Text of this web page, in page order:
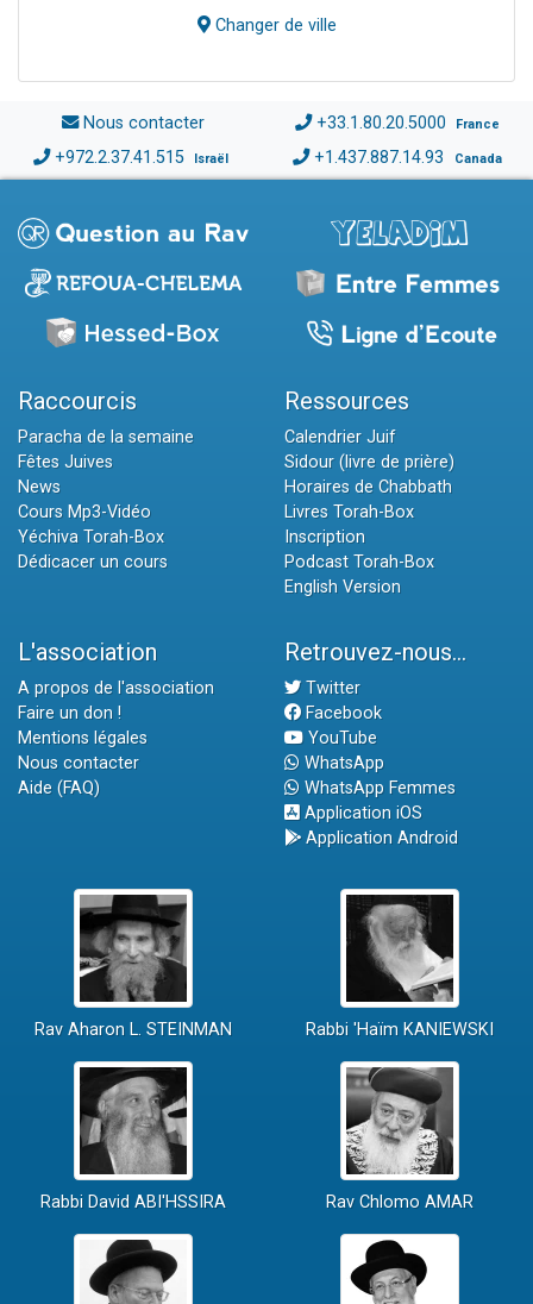
Changer de ville
Nous contacter +33.1.80.20.5000 France
+972.2.37.41.515 Israël +1.437.887.14.93 Canada
Raccourcis
Paracha de la semaine
Fêtes Juives
News
Cours Mp3-Vidéo
Yéchiva Torah-Box
Dédicacer un cours
Ressources
Calendrier Juif
Sidour (livre de prière)
Horaires de Chabbath
Livres Torah-Box
Inscription
Podcast Torah-Box
English Version
L'association
A propos de l'association
Faire un don !
Mentions légales
Nous contacter
Aide (FAQ)
Retrouvez-nous...
Twitter
Facebook
YouTube
WhatsApp
WhatsApp Femmes
Application iOS
Application Android
Rav Aharon L. STEINMAN Rabbi 'Haïm KANIEWSKI
Rabbi David ABI'HSSIRA Rav Chlomo AMAR